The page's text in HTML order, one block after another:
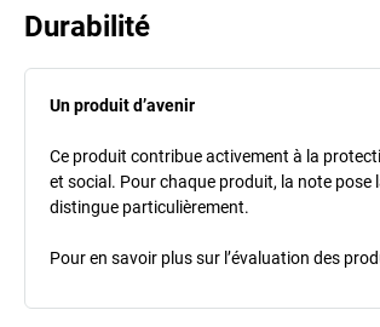
Durabilité
Un produit d’avenir
Ce produit contribue activement à la
et social. Pour chaque produit, la note pose
distingue particulièrement.
Pour en savoir plus sur l’évaluation des